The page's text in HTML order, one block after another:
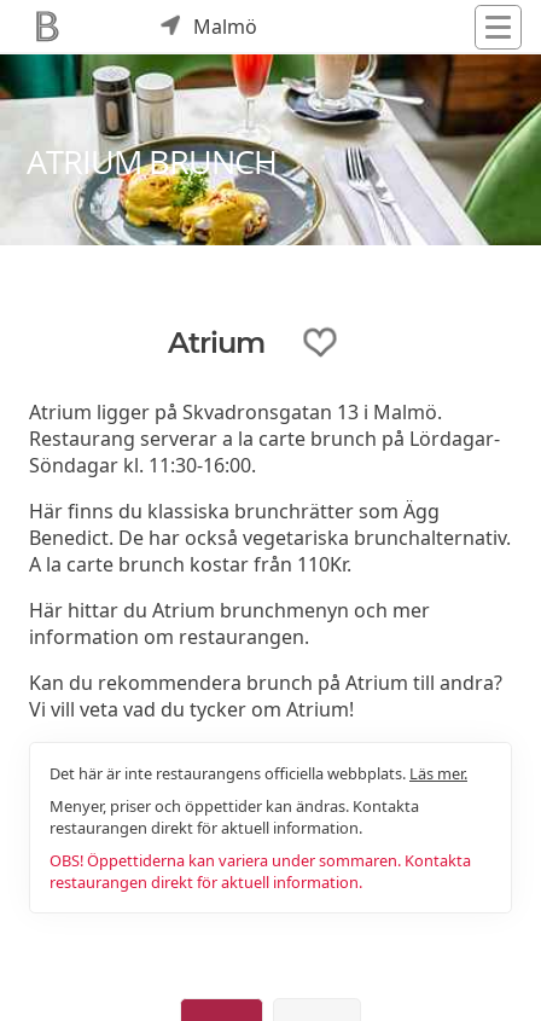
Malmö
ATRIUM BRUNCH
Atrium
Atrium ligger på Skvadronsgatan 13 i Malmö.
Restaurang serverar a la carte brunch på Lördagar-
Söndagar kl. 11:30-16:00.
Här finns du klassiska brunchrätter som Ägg
Benedict. De har också vegetariska brunchalternativ.
A la carte brunch kostar från 110Kr.
Här hittar du Atrium brunchmenyn och mer
information om restaurangen.
Kan du rekommendera brunch på Atrium till andra?
Vi vill veta vad du tycker om Atrium!
Det här är inte restaurangens officiella webbplats. Läs mer.
Menyer, priser och öppettider kan ändras. Kontakta
restaurangen direkt för aktuell information.
OBS! Öppettiderna kan variera under sommaren. Kontakta
restaurangen direkt för aktuell information.